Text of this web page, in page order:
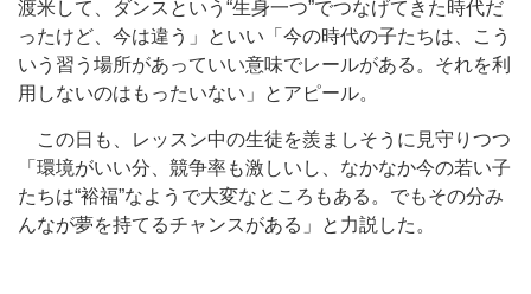
渡米して、ダンスという“生身一つ”でつなげてきた時代だ
ったけど、今は違う」といい「今の時代の子たちは、こう
いう習う場所があっていい意味でレールがある。それを利
用しないのはもったいない」とアピール。
この日も、レッスン中の生徒を羨ましそうに見守りつつ
「環境がいい分、競争率も激しいし、なかなか今の若い子
たちは“裕福”なようで大変なところもある。でもその分み
んなが夢を持てるチャンスがある」と力説した。